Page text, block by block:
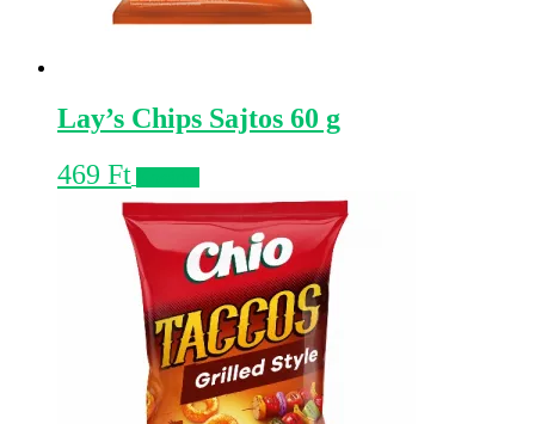
Lay’s Chips Sajtos 60 g
469 Ft